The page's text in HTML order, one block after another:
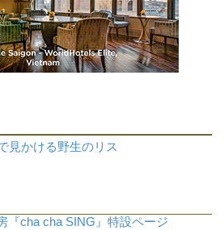
見かける野生のリス
『cha cha SING』特設ページ